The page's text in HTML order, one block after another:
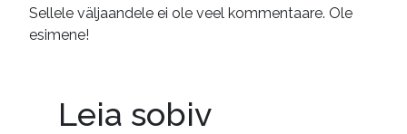
Sellele väljaandele ei ole veel kommentaare. Ole
esimene!
Leia sobiv